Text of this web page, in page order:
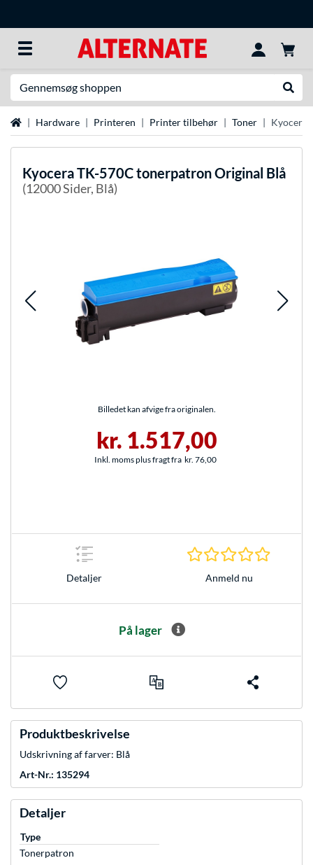
StartsideHardware Printeren Printer tilbehør Toner Kyocera
KyoceraTK-570C tonerpatron Original Blå
(12000 Sider, Blå)
Billedet kan afvige fra originalen.
kr. 1.517,00
Inkl. moms plus fragt fra kr. 76,00
Detaljer Anmeld nu
På lager
Produktbeskrivelse
Udskrivning af farver: Blå
Art-Nr.: 135294
Detaljer
Type
Tonerpatron